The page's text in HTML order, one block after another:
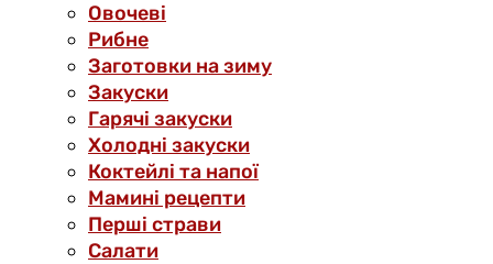
Овочеві
Рибне
Заготовки на зиму
Закуски
Гарячі закуски
Холодні закуски
Коктейлі та напої
Мамині рецепти
Перші страви
Салати